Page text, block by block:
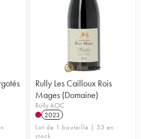
Rully Les Cailloux Rois
Mages (Domaine)
Rully AOC
2023
Lot de 1 bouteille | 53 en
stock